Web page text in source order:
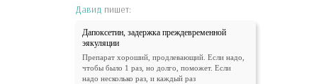
Давид пишет:
Дапоксетин, задержка преждевременной
эякуляции
Препарат хороший, продлевающий. Если надо,
чтобы было 1 раз, но долго, поможет. Если
надо несколько раз, и каждый раз